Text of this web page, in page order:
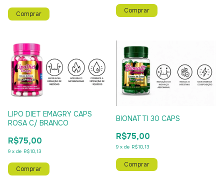
LIPO DIET EMAGRY CAPS
ROSA C/ BRANCO
R$75,00
9 x de R$10,13
Comprar
BIONATTI 30 CAPS
R$75,00
9 x de R$10,13